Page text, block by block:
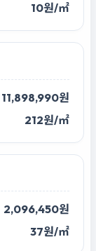
10원/㎡
11,898,990원
212원/㎡
2,096,450원
37원/㎡